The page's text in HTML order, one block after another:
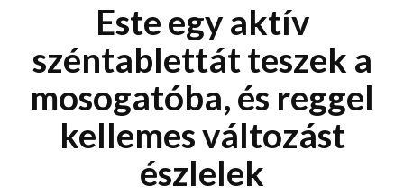
Este egy aktív
széntablettát teszek a
mosogatóba, és reggel
kellemes változást
észlelek